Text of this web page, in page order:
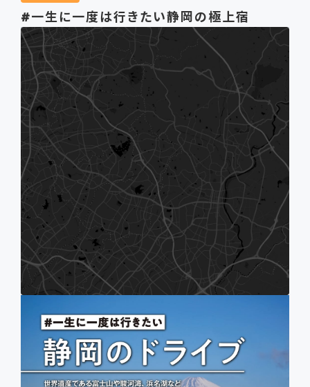
#一生に一度は行きたい静岡の極上宿